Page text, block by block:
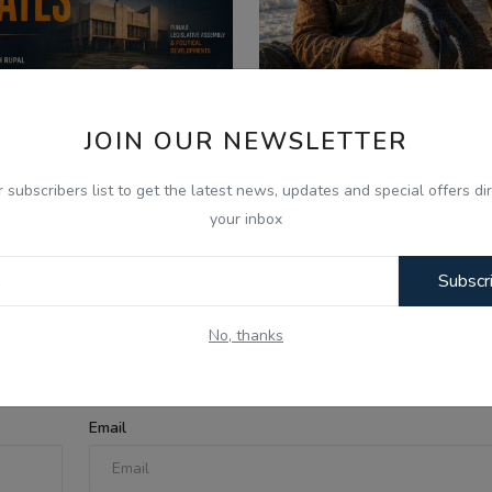
JOIN OUR NEWSLETTER
subscribers list to get the latest news, updates and special offers
your inbox
No, thanks
Gurbani Telecast Di...
Aug 7, 2026
Punjabi Audio
Email